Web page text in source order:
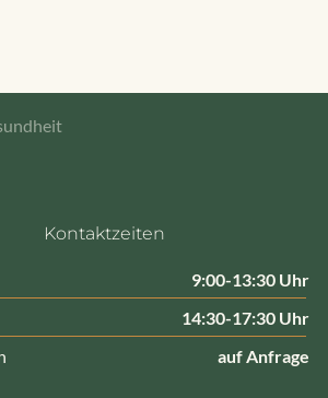
Kontaktzeiten
9:00-13:30 Uhr
14:30-17:30 Uhr
auf Anfrage